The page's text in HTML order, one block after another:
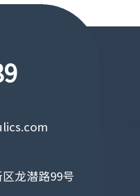
龙潜路99号